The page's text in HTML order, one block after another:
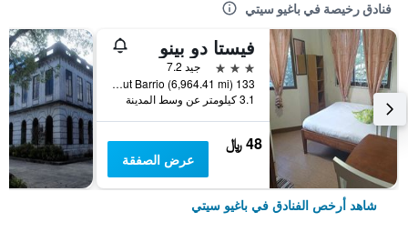
فنادق رخيصة في باغيو سيتي
فيستا دو بينو
3 نجوم
جيد 7.2
133 Scout Barrio (6,964.41 mi), باغيو سيتي, الفلبين
3.1 كيلومتر عن وسط المدينة
48 ﷼
عرض الصفقة
شاهد أرخص الفنادق في باغيو سيتي